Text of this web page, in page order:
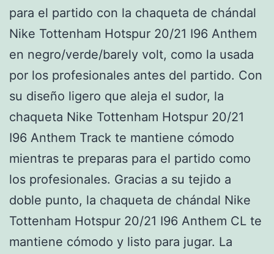
para el partido con la chaqueta de chándal
Nike Tottenham Hotspur 20/21 I96 Anthem
en negro/verde/barely volt, como la usada
por los profesionales antes del partido. Con
su diseño ligero que aleja el sudor, la
chaqueta Nike Tottenham Hotspur 20/21
I96 Anthem Track te mantiene cómodo
mientras te preparas para el partido como
los profesionales. Gracias a su tejido a
doble punto, la chaqueta de chándal Nike
Tottenham Hotspur 20/21 I96 Anthem CL te
mantiene cómodo y listo para jugar. La